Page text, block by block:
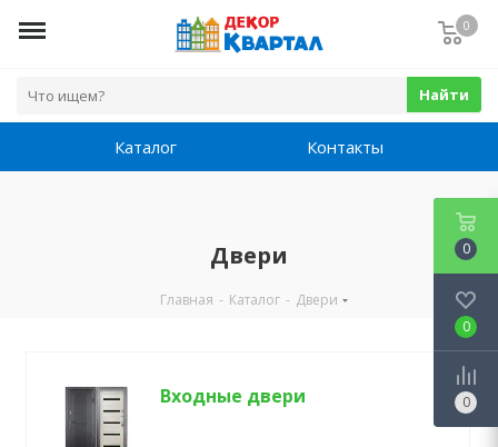
0
Найти
Каталог Контакты
Двери
Главная - Каталог - Двери
Входные двери
0
0
0